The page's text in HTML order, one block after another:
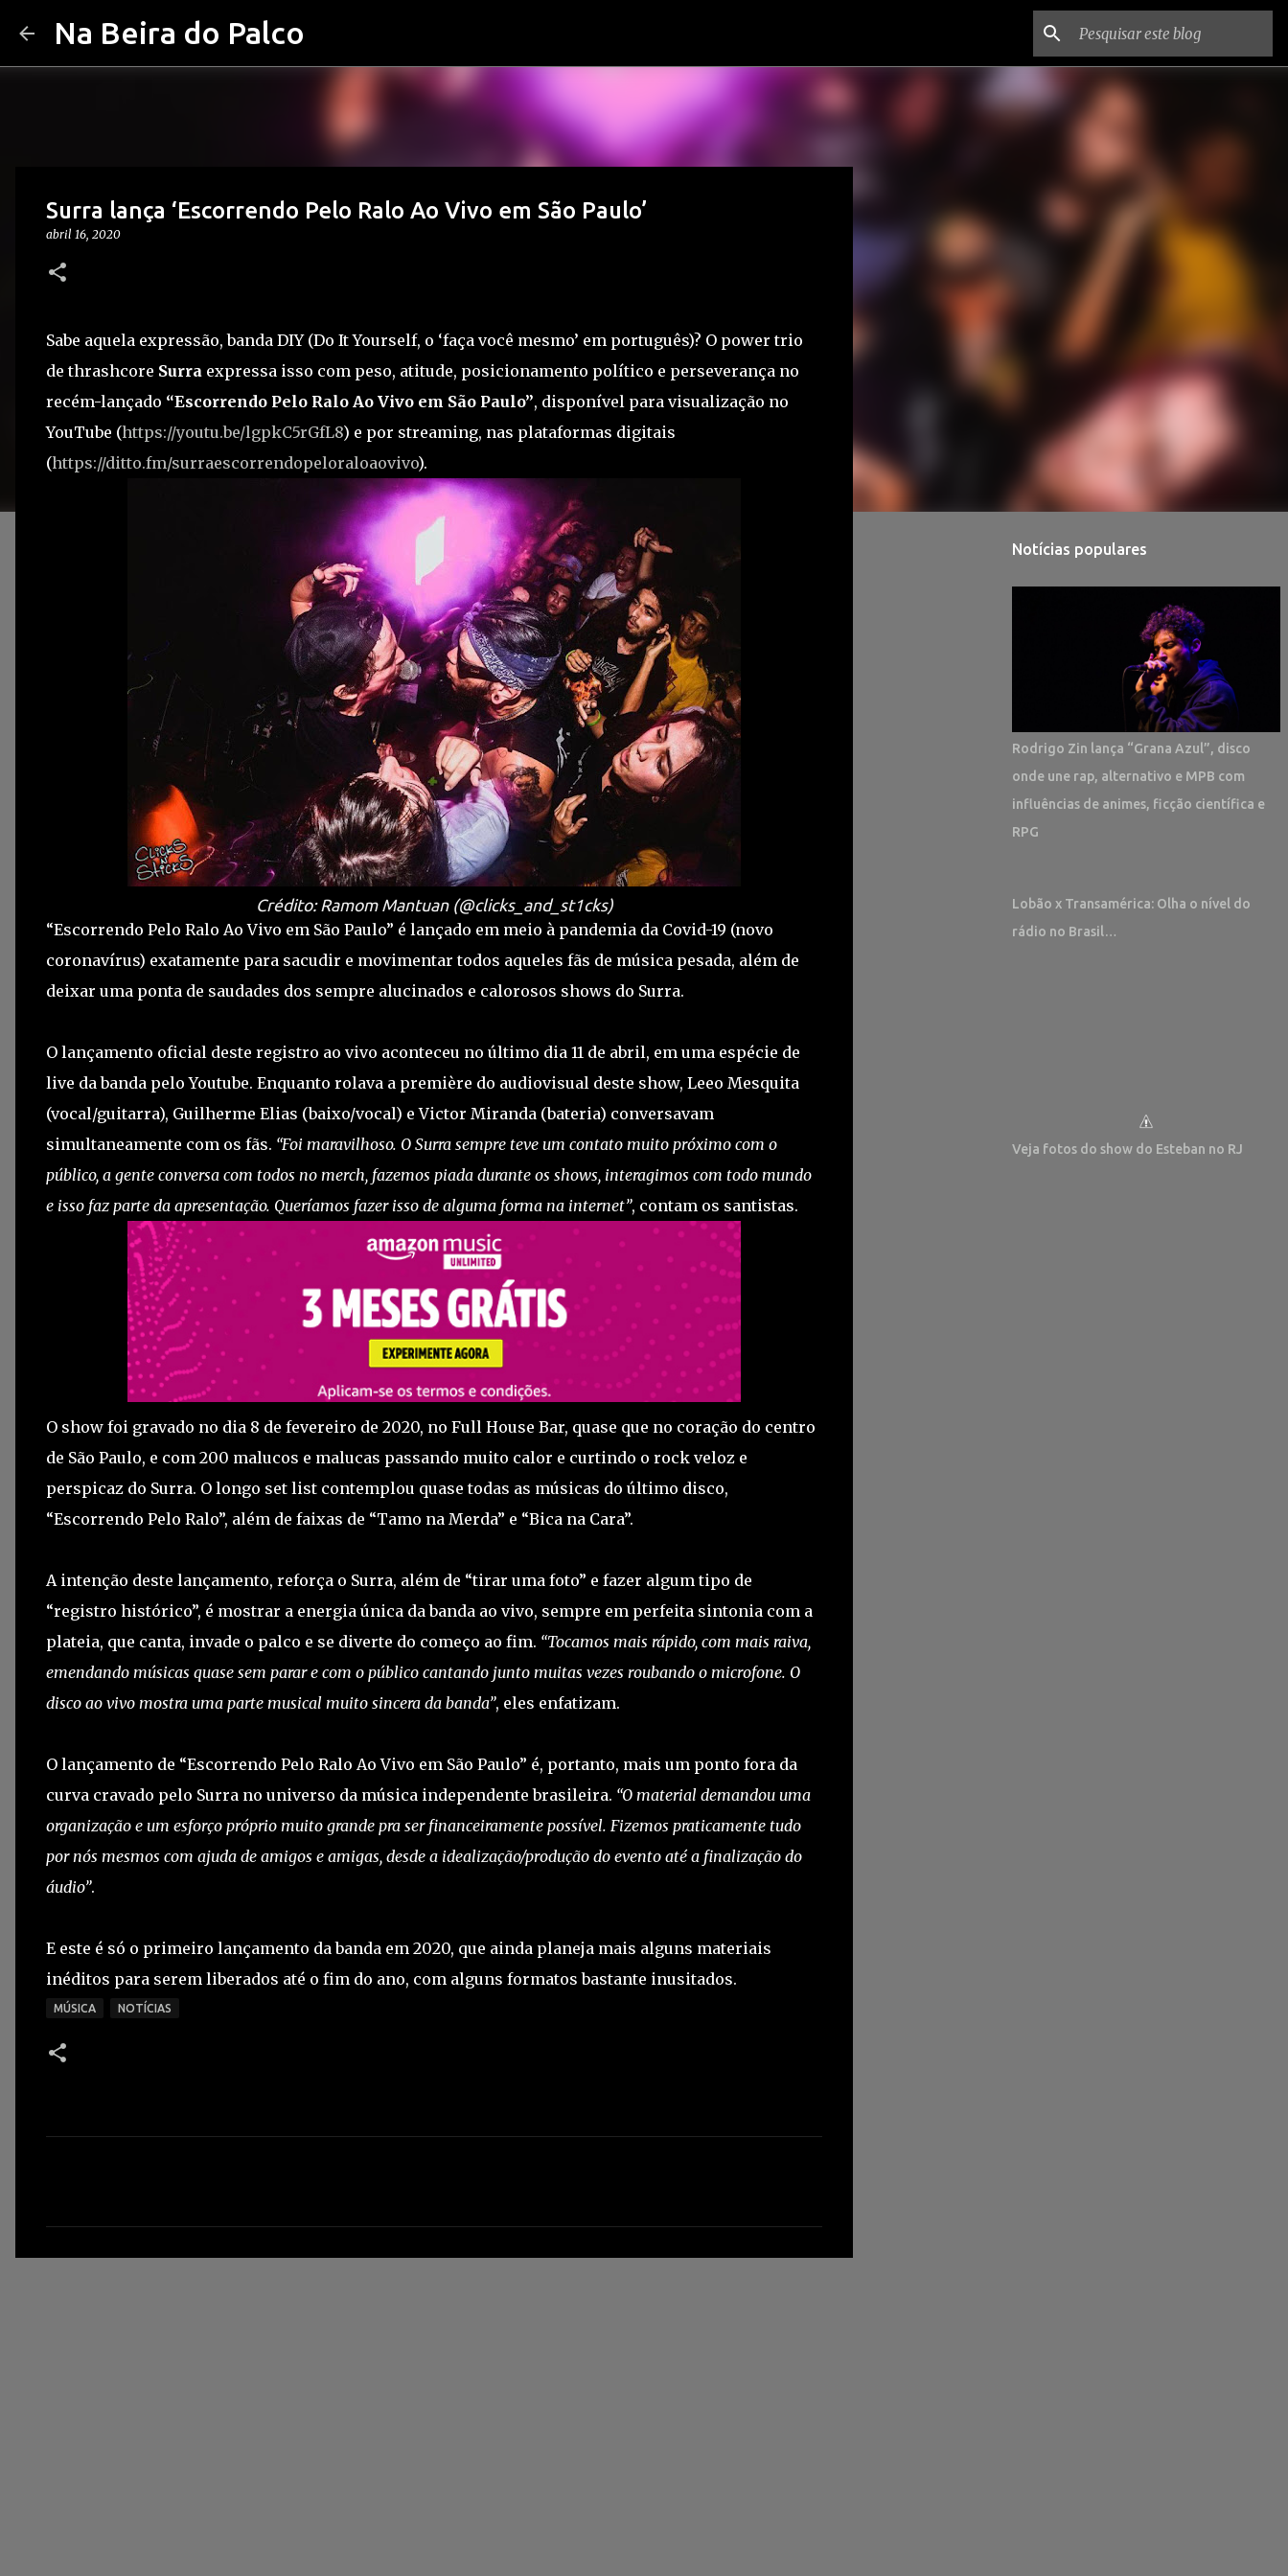
Na Beira do Palco
Surra lança ‘Escorrendo Pelo Ralo Ao Vivo em São Paulo’
abril 16, 2020
Sabe aquela expressão, banda DIY (Do It Yourself, o ‘faça você mesmo’ em português)? O power trio
de thrashcore Surra expressa isso com peso, atitude, posicionamento político e perseverança no
recém-lançado “Escorrendo Pelo Ralo Ao Vivo em São Paulo”, disponível para visualização no
YouTube (https://youtu.be/lgpkC5rGfL8) e por streaming, nas plataformas digitais
(https://ditto.fm/surraescorrendopeloraloaovivo).
Crédito: Ramom Mantuan (@clicks_and_st1cks)
“Escorrendo Pelo Ralo Ao Vivo em São Paulo” é lançado em meio à pandemia da Covid-19 (novo
coronavírus) exatamente para sacudir e movimentar todos aqueles fãs de música pesada, além de
deixar uma ponta de saudades dos sempre alucinados e calorosos shows do Surra.
O lançamento oficial deste registro ao vivo aconteceu no último dia 11 de abril, em uma espécie de
live da banda pelo Youtube. Enquanto rolava a première do audiovisual deste show, Leeo Mesquita
(vocal/guitarra), Guilherme Elias (baixo/vocal) e Victor Miranda (bateria) conversavam
simultaneamente com os fãs. “Foi maravilhoso. O Surra sempre teve um contato muito próximo com o
público, a gente conversa com todos no merch, fazemos piada durante os shows, interagimos com todo mundo
e isso faz parte da apresentação. Queríamos fazer isso de alguma forma na internet”, contam os santistas.
O show foi gravado no dia 8 de fevereiro de 2020, no Full House Bar, quase que no coração do centro
de São Paulo, e com 200 malucos e malucas passando muito calor e curtindo o rock veloz e
perspicaz do Surra. O longo set list contemplou quase todas as músicas do último disco,
“Escorrendo Pelo Ralo”, além de faixas de “Tamo na Merda” e “Bica na Cara”.
A intenção deste lançamento, reforça o Surra, além de “tirar uma foto” e fazer algum tipo de
“registro histórico”, é mostrar a energia única da banda ao vivo, sempre em perfeita sintonia com a
plateia, que canta, invade o palco e se diverte do começo ao fim. “Tocamos mais rápido, com mais raiva,
emendando músicas quase sem parar e com o público cantando junto muitas vezes roubando o microfone. O
disco ao vivo mostra uma parte musical muito sincera da banda”, eles enfatizam.
O lançamento de “Escorrendo Pelo Ralo Ao Vivo em São Paulo” é, portanto, mais um ponto fora da
curva cravado pelo Surra no universo da música independente brasileira. “O material demandou uma
organização e um esforço próprio muito grande pra ser financeiramente possível. Fizemos praticamente tudo
por nós mesmos com ajuda de amigos e amigas, desde a idealização/produção do evento até a finalização do
áudio”.
E este é só o primeiro lançamento da banda em 2020, que ainda planeja mais alguns materiais
inéditos para serem liberados até o fim do ano, com alguns formatos bastante inusitados.
MÚSICA NOTÍCIAS
Notícias populares
Rodrigo Zin lança “Grana Azul”, disco
onde une rap, alternativo e MPB com
influências de animes, ficção científica e
RPG
Lobão x Transamérica: Olha o nível do
rádio no Brasil…
Veja fotos do show do Esteban no RJ